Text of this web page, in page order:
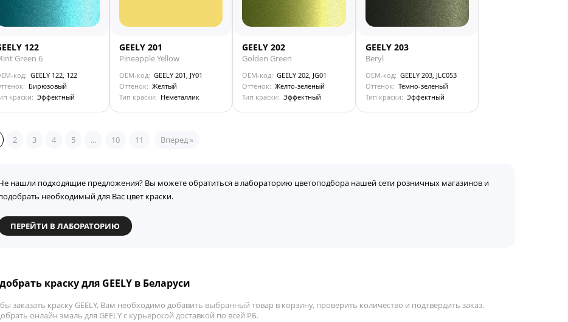
122
Green 6
код: GEELY 122, 122
Бирюзовый
краски: Эффектный
GEELY 201
Pineapple Yellow
OEM-код: GEELY 201, JY01
Оттенок: Желтый
Тип краски: Неметаллик
GEELY 202
Golden Green
OEM-код: GEELY 202, JG01
Оттенок: Желто-зеленый
Тип краски: Эффектный
GEELY 203
Beryl
OEM-код: GEELY 203, JLC053
Оттенок: Темно-зеленый
Тип краски: Эффектный
2 3 4 5 ... 10 11 Вперед »
нашли подходящие предложения? Вы можете обратиться в лабораторию цветоподбора нашей сети розничных магазинов и
необходимый для Вас цвет краски.
ПЕРЕЙТИ В ЛАБОРАТОРИЮ
краску для GEELY в Беларуси
заказать краску GEELY, Вам необходимо добавить выбранный товар в корзину, проверить количество и подтвердить заказ.
онлайн эмаль для GEELY с курьерской доставкой по всей РБ.